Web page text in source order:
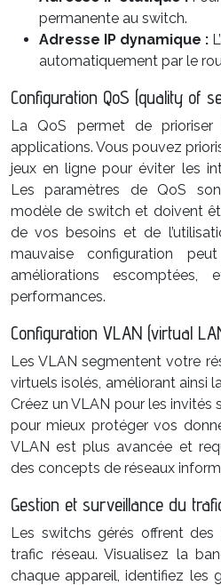
permanente au switch.
Adresse IP dynamique :
automatiquement par le
Configuration QoS (quality of
La QoS permet de
applications. Vous pouvez
jeux en ligne pour éviter les
Les paramètres de QoS
modèle de switch et doivent
de vos besoins et de
mauvaise configuration
améliorations
performances.
Configuration VLAN (virtual
Les VLAN segmentent votre
virtuels isolés, améliorant ainsi
Créez un VLAN pour les invités
pour mieux protéger vos
VLAN est plus avancée et
des concepts de réseaux
Gestion et surveillance du
Les switchs gérés offrent
trafic réseau. Visualisez la
chaque appareil, identifiez les